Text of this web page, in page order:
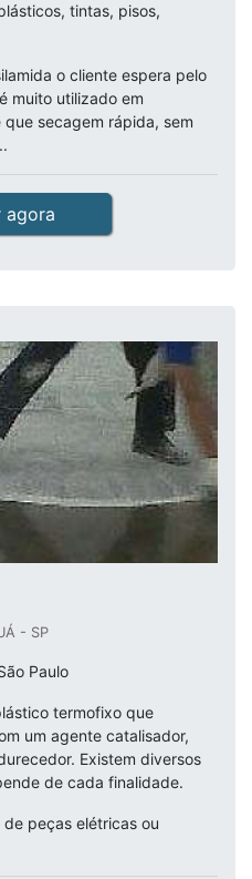
tintas, pisos,
o cliente espera pelo
muito utilizado em
secagem rápida, sem
agora
- SP
Paulo
termofixo que
um agente catalisador,
Existem diversos
de cada finalidade.
peças elétricas ou